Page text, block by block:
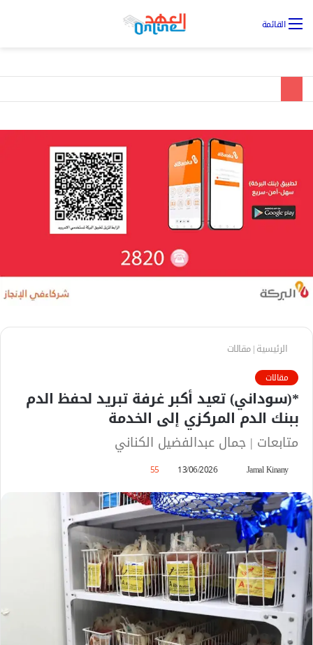
القائمة
الرئيسية|مقالات
مقالات
*(سوداني) تعيد أكبر غرفة تبريد لحفظ الدم
ببنك الدم المركزي إلى الخدمة
متابعات | جمال عبدالفضيل الكناني
Jamal Kinany
س
ل
ب
ر
ي
د
ا
إ
13/06/2026
55